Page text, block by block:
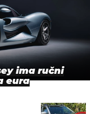
ima ručni
eura